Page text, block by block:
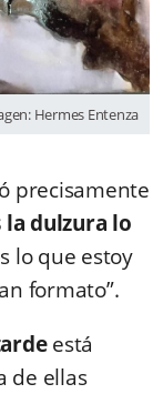
Hermes Entenza
precisamente
la dulzura lo
lo que estoy
formato”.
está
de ellas